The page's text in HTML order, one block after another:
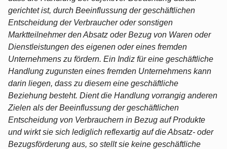
gerichtet ist, durch Beeinflussung der geschäftlichen
Entscheidung der Verbraucher oder sonstigen
Marktteilnehmer den Absatz oder Bezug von Waren oder
Dienstleistungen des eigenen oder eines fremden
Unternehmens zu fördern. Ein Indiz für eine geschäftliche
Handlung zugunsten eines fremden Unternehmens kann
darin liegen, dass zu diesem eine geschäftliche
Beziehung besteht. Dient die Handlung vorrangig anderen
Zielen als der Beeinflussung der geschäftlichen
Entscheidung von Verbrauchern in Bezug auf Produkte
und wirkt sie sich lediglich reflexartig auf die Absatz- oder
Bezugsförderung aus, so stellt sie keine geschäftliche